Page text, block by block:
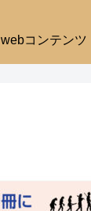
webコンテンツ